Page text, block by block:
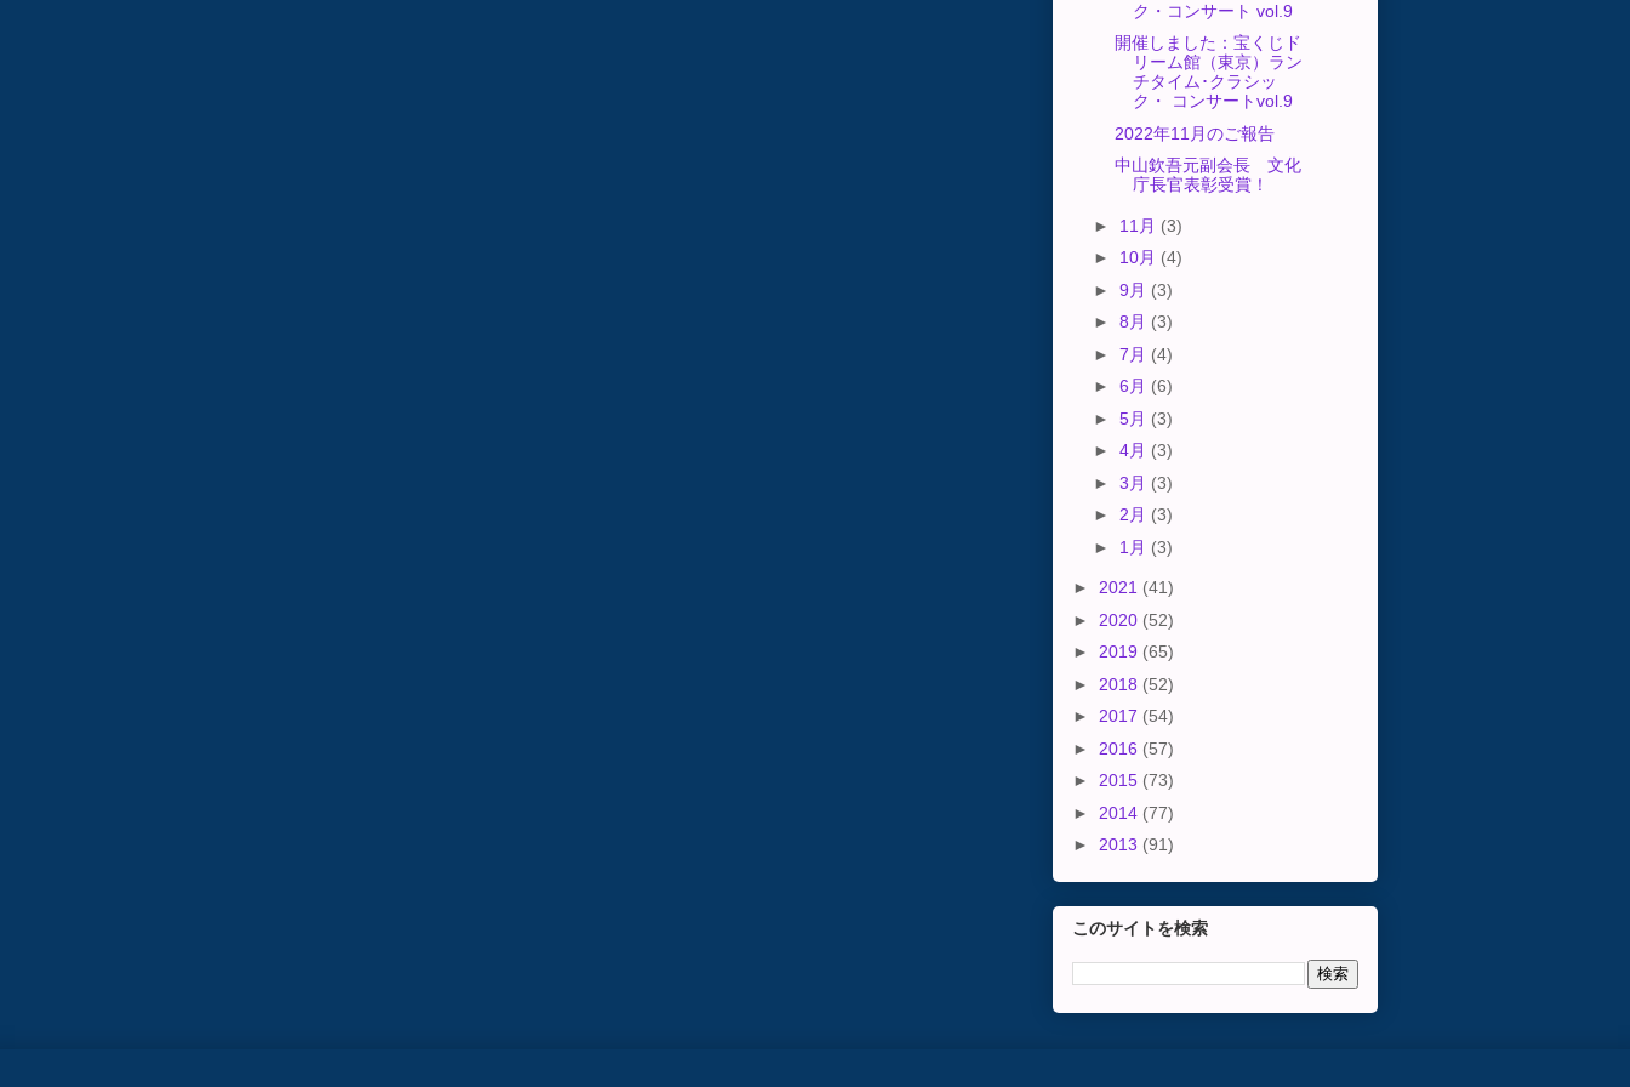
ク・コンサート vol.9
開催しました：宝くじド
リーム館（東京）ラン
チタイム･クラシッ
ク・ コンサートvol.9
2022年11月のご報告
中山欽吾元副会長 文化
庁長官表彰受賞！
► 11月 (3)
► 10月 (4)
► 9月 (3)
► 8月 (3)
► 7月 (4)
► 6月 (6)
► 5月 (3)
► 4月 (3)
► 3月 (3)
► 2月 (3)
► 1月 (3)
► 2021 (41)
► 2020 (52)
► 2019 (65)
► 2018 (52)
► 2017 (54)
► 2016 (57)
► 2015 (73)
► 2014 (77)
► 2013 (91)
このサイトを検索